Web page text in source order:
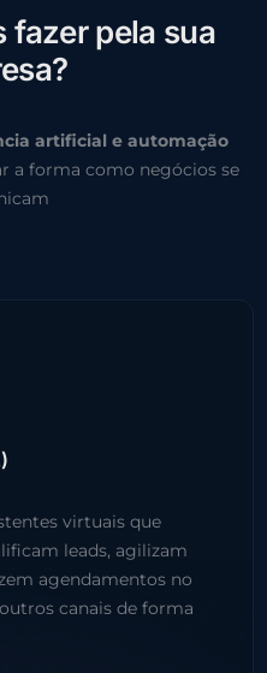
fazer pela sua
esa?
artificial e automação
a forma como negócios se
virtuais que
leads, agilizam
agendamentos no
canais de forma